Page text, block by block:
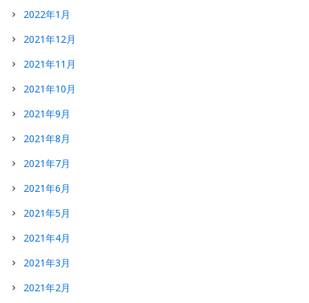
2022年1月
2021年12月
2021年11月
2021年10月
2021年9月
2021年8月
2021年7月
2021年6月
2021年5月
2021年4月
2021年3月
2021年2月